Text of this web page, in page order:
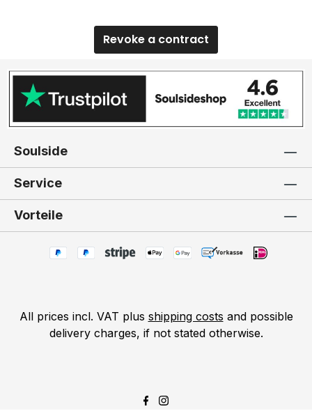
Revoke a contract
Soulside
Service
Vorteile
All prices incl. VAT plus shipping costs and possible
delivery charges, if not stated otherwise.